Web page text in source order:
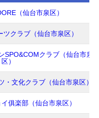
（仙台市泉区）
クラブ（仙台市泉区）
クラブ（仙台市泉
区）
・文化クラブ（仙台市泉区）
俱楽部（仙台市泉区）